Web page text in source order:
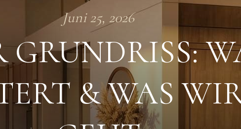
Juni 25, 2026
GRUNDRISS:
& WAS